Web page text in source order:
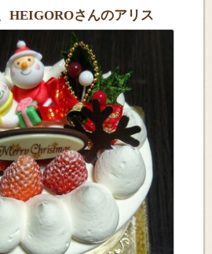
HEIGOROさんのアリス